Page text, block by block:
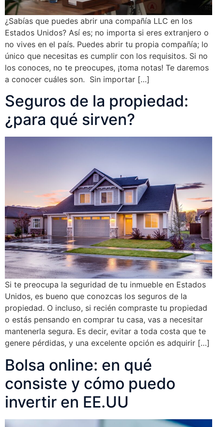
¿Sabías que puedes abrir una compañía LLC en los
Estados Unidos? Así es; no importa si eres extranjero o
no vives en el país. Puedes abrir tu propia compañía; lo
único que necesitas es cumplir con los requisitos. Si no
los conoces, no te preocupes, ¡toma notas! Te daremos
a conocer cuáles son. Sin importar […]
Seguros de la propiedad:
¿para qué sirven?
Si te preocupa la seguridad de tu inmueble en Estados
Unidos, es bueno que conozcas los seguros de la
propiedad. O incluso, si recién compraste tu propiedad
o estás pensando en comprar tu casa, vas a necesitar
mantenerla segura. Es decir, evitar a toda costa que te
genere pérdidas, y una excelente opción es adquirir […]
Bolsa online: en qué
consiste y cómo puedo
invertir en EE.UU